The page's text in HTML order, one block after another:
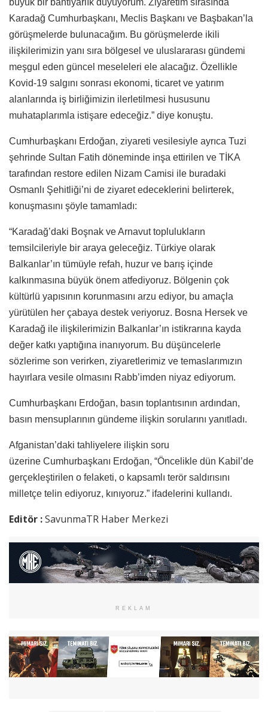
büyük bir bahtiyarlık duyuyorum. Ziyaretim sırasında
Karadağ Cumhurbaşkanı, Meclis Başkanı ve Başbakan’la
görüşmelerde bulunacağım. Bu görüşmelerde ikili
ilişkilerimizin yanı sıra bölgesel ve uluslararası gündemi
meşgul eden güncel meseleleri ele alacağız. Özellikle
Kovid-19 salgını sonrası ekonomi, ticaret ve yatırım
alanlarında iş birliğimizin ilerletilmesi hususunu
muhataplarımla istişare edeceğiz.” diye konuştu.
Cumhurbaşkanı Erdoğan, ziyareti vesilesiyle ayrıca Tuzi
şehrinde Sultan Fatih döneminde inşa ettirilen ve TİKA
tarafından restore edilen Nizam Camisi ile buradaki
Osmanlı Şehitliği’ni de ziyaret edeceklerini belirterek,
konuşmasını şöyle tamamladı:
“Karadağ’daki Boşnak ve Arnavut toplulukların
temsilcileriyle bir araya geleceğiz. Türkiye olarak
Balkanlar’ın tümüyle refah, huzur ve barış içinde
kalkınmasına büyük önem atfediyoruz. Bölgenin çok
kültürlü yapısının korunmasını arzu ediyor, bu amaçla
yürütülen her çabaya destek veriyoruz. Bosna Hersek ve
Karadağ ile ilişkilerimizin Balkanlar’ın istikrarına kayda
değer katkı yaptığına inanıyorum. Bu düşüncelerle
sözlerime son verirken, ziyaretlerimiz ve temaslarımızın
hayırlara vesile olmasını Rabb’imden niyaz ediyorum.
Cumhurbaşkanı Erdoğan, basın toplantısının ardından,
basın mensuplarının gündeme ilişkin sorularını yanıtladı.
Afganistan’daki tahliyelere ilişkin soru
üzerine Cumhurbaşkanı Erdoğan, “Öncelikle dün Kabil’de
gerçekleştirilen o felaketi, o kapsamlı terör saldırısını
milletçe telin ediyoruz, kınıyoruz.” ifadelerini kullandı.
Editör :SavunmaTR Haber Merkezi
REKLAM